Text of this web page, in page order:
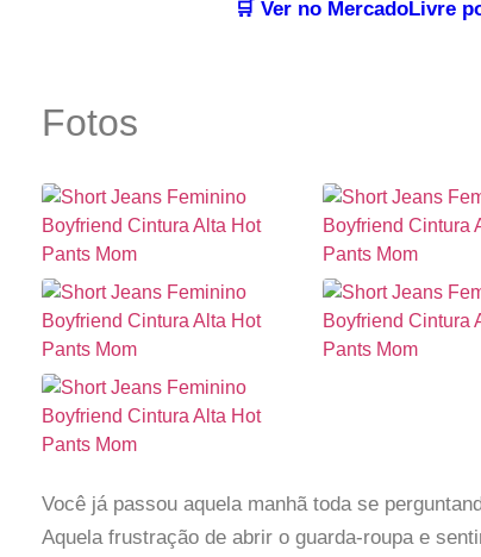
🛒 Ver no MercadoLivre
Fotos
Você já passou aquela manhã toda se
Aquela frustração de abrir o guarda-roupa e